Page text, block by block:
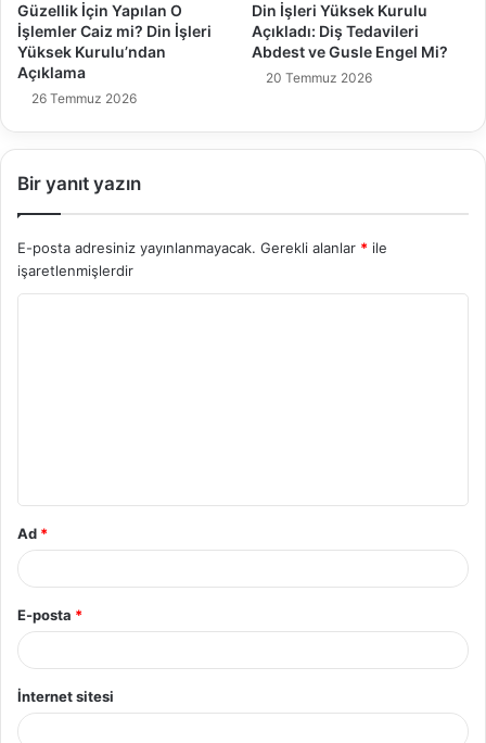
Güzellik İçin Yapılan O
İşlemler Caiz mi? Din İşleri
Yüksek Kurulu’ndan
Açıklama
26 Temmuz 2026
Din İşleri Yüksek Kurulu
Açıkladı: Diş Tedavileri
Abdest ve Gusle Engel Mi?
20 Temmuz 2026
Bir yanıt yazın
E-posta adresiniz yayınlanmayacak. Gerekli alanlar * ile
işaretlenmişlerdir
Ad *
E-posta *
İnternet sitesi